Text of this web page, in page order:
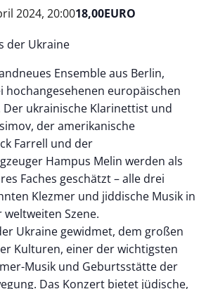
2024, 20:0018,00EURO
der Ukraine
Ensemble aus Berlin,
hochangesehenen europäischen
Der ukrainische Klarinettist und
der amerikanische
Farrell und der
Hampus Melin werden als
Faches geschätzt – alle drei
Klezmer und jiddische Musik in
Szene.
Ukraine gewidmet, dem großen
Kulturen, einer der wichtigsten
Musik und Geburtsstätte der
Das Konzert bietet jüdische,